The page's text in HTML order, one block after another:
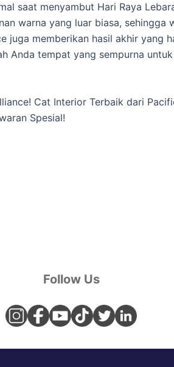
saat menyambut Hari Raya
warna yang luar biasa,
memberikan hasil akhir yang
Anda tempat yang sempurna
Cat Interior Terbaik dari
Spesial!
Follow Us